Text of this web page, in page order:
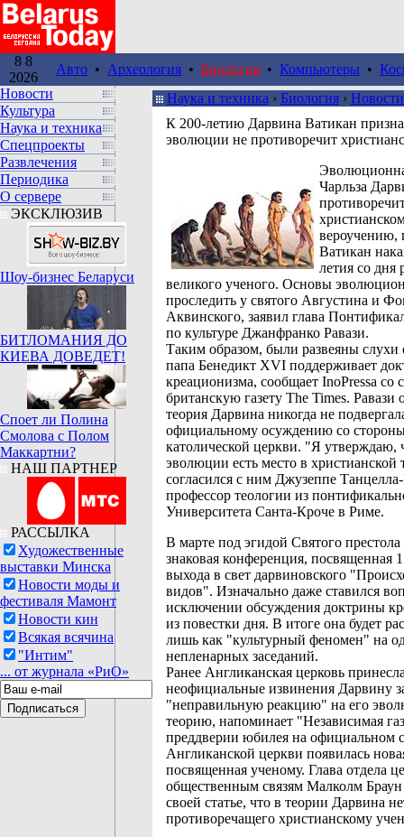
8 8
2026
Авто • Археология • Биология • Компьютеры •
Новости
Культура
Наука и техника
Спецпроекты
Развлечения
Периодика
О сервере
ЭКСКЛЮЗИВ
Шоу-бизнес Беларуси
БИТЛОМАНИЯ ДО
КИЕВА ДОВЕДЕТ!
Споет ли Полина
Смолова с Полом
Маккартни?
НАШ ПАРТНЕР
РАССЫЛКА
Художественные
выставки Минска
Новости моды и
фестиваля Мамонт
Новости кин
Всякая всячина
"Интим"
... от журнала «РиО»
Наука и техника › Биология › Новости
К 200-летию Дарвина Ватикан
эволюции не противоречит
Чарльза
вероучению,
Ватикан
летия со дня
великого ученого. Основы
проследить у святого Августина и
Аквинского, заявил глава
по культуре Джанфранко Равази.
Таким образом, были развеяны слухи
папа Бенедикт XVI поддерживает
креационизма, сообщает InoPressa со
британскую газету The Times. Равази
теория Дарвина никогда не
официальному осуждению со
католической церкви. "Я утверждаю,
эволюции есть место в христианской
согласился с ним Джузеппе
профессор теологии из
Университета Санта-Кроче в Риме.
В марте под эгидой Святого престола
знаковая конференция, посвященная
выхода в свет дарвиновского
видов". Изначально даже ставился
исключении обсуждения доктрины
из повестки дня. В итоге она будет
лишь как "культурный феномен" на
непленарных заседаний.
Ранее Англиканская церковь
неофициальные извинения Дарвину
"неправильную реакцию" на его
теорию, напоминает "Независимая
преддверии юбилея на официальном
Англиканской церкви появилась
посвященная ученому. Глава отдела
общественным связям Малколм Браун
своей статье, что в теории Дарвина
противоречащего христианскому